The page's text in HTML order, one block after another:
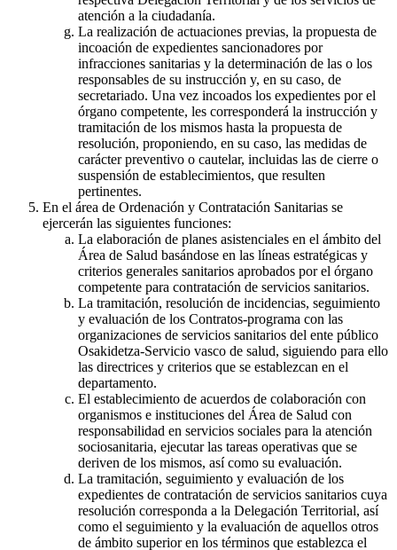
atención a la ciudadanía.
La realización de actuaciones previas, la propuesta de
incoación de expedientes sancionadores por
infracciones sanitarias y la determinación de las o los
responsables de su instrucción y, en su caso, de
secretariado. Una vez incoados los expedientes por el
órgano competente, les corresponderá la instrucción y
tramitación de los mismos hasta la propuesta de
resolución, proponiendo, en su caso, las medidas de
carácter preventivo o cautelar, incluidas las de cierre o
suspensión de establecimientos, que resulten
pertinentes.
En el área de Ordenación y Contratación Sanitarias se
ejercerán las siguientes funciones:
La elaboración de planes asistenciales en el ámbito del
Área de Salud basándose en las líneas estratégicas y
criterios generales sanitarios aprobados por el órgano
competente para contratación de servicios sanitarios.
La tramitación, resolución de incidencias, seguimiento
y evaluación de los Contratos-programa con las
organizaciones de servicios sanitarios del ente público
Osakidetza-Servicio vasco de salud, siguiendo para ello
las directrices y criterios que se establezcan en el
departamento.
El establecimiento de acuerdos de colaboración con
organismos e instituciones del Área de Salud con
responsabilidad en servicios sociales para la atención
sociosanitaria, ejecutar las tareas operativas que se
deriven de los mismos, así como su evaluación.
La tramitación, seguimiento y evaluación de los
expedientes de contratación de servicios sanitarios cuya
resolución corresponda a la Delegación Territorial, así
como el seguimiento y la evaluación de aquellos otros
de ámbito superior en los términos que establezca el